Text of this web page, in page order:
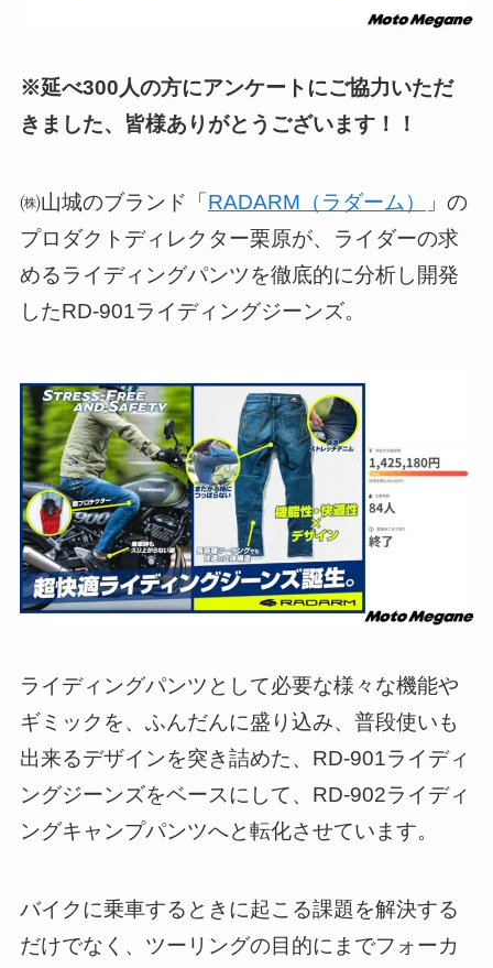
※延べ300人の方にアンケートにご協力いただ
きました、皆様ありがとうございます！！
㈱山城のブランド「 RADARM（ラダーム）
」の
プロダクトディレクター栗原が、ライダーの求
めるライディングパンツを徹底的に分析し開発
したRD-901ライディングジーンズ。
ライディングパンツとして必要な様々な機能や
ギミックを、ふんだんに盛り込み、普段使いも
出来るデザインを突き詰めた、RD-901ライディ
ングジーンズをベースにして、RD-902ライディ
ングキャンプパンツへと転化させています。
バイクに乗車するときに起こる課題を解決する
だけでなく、ツーリングの目的にまでフォーカ